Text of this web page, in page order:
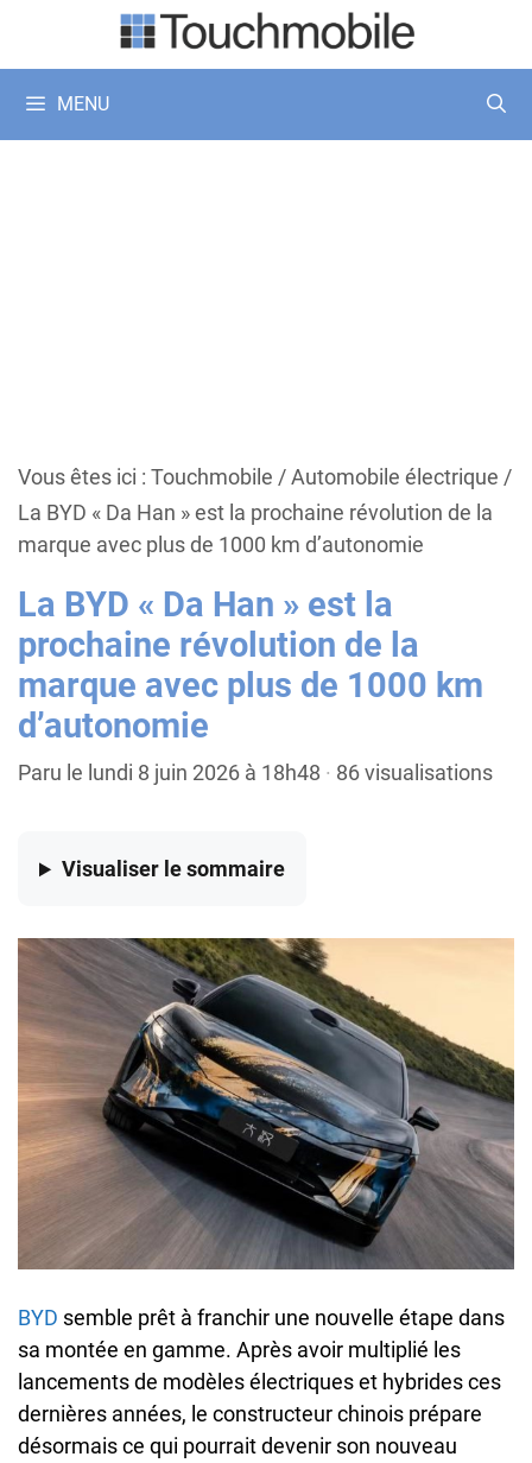
MENU
Vous êtes ici : Touchmobile /Automobile électrique /
La BYD « Da Han » est la prochaine révolution de la
marque avec plus de 1000 km d’autonomie
La BYD « Da Han » est la
prochaine révolution de la
marque avec plus de 1000 km
d’autonomie
Paru le lundi 8 juin 2026 à 18h48 · 86 visualisations
Visualiser le sommaire
BYD semble prêt à franchir une nouvelle étape dans
sa montée en gamme. Après avoir multiplié les
lancements de modèles électriques et hybrides ces
dernières années, le constructeur chinois prépare
désormais ce qui pourrait devenir son nouveau